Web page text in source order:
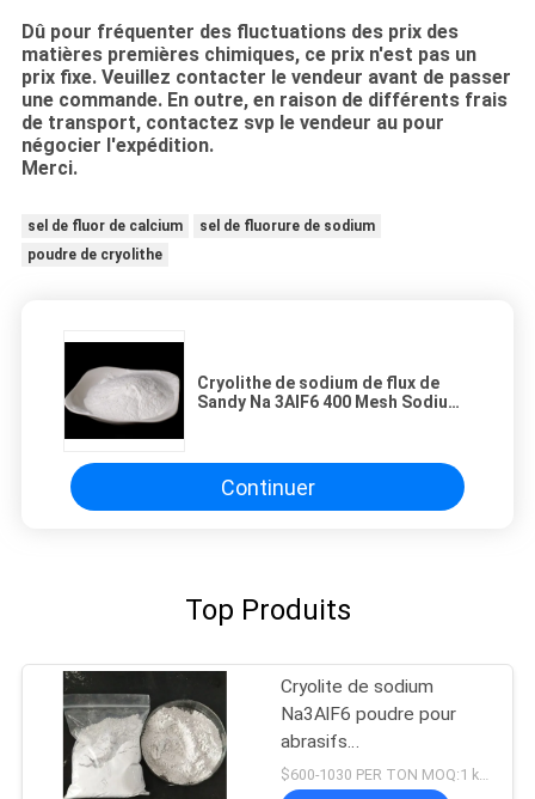
Dû pour fréquenter des fluctuations des prix des
matières premières chimiques, ce prix n'est pas un
prix fixe. Veuillez contacter le vendeur avant de passer
une commande. En outre, en raison de différents frais
de transport, contactez svp le vendeur au pour
négocier l'expédition.
Merci.
sel de fluor de calcium
sel de fluorure de sodium
poudre de cryolithe
Cryolithe de sodium de flux de
Sandy Na 3AlF6 400 Mesh Sodium
Continuer
Top Produits
Cryolite de sodium
Na3AlF6 poudre pour
abrasifs
Hexafluoroaluminate de